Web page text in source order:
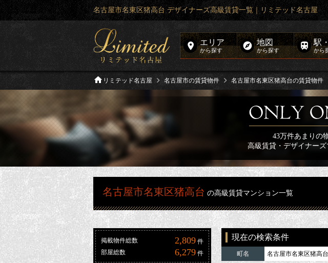
名古屋市名東区猪高台 デザイナーズ高級賃貸一覧｜リミテッド名古屋
エリア
から探す
地図
から探す
駅
から
リミテッド名古屋 名古屋市の賃貸物件 名古屋市名東区猪高台の賃貸物件
43万件あまりの
高級賃貸・デザイナーズ
名古屋市名東区猪高台 の高級賃貸マンション一覧
掲載物件総数 2,809 件
部屋総数
6,279 件
現在の検索条件
町名 名古屋市名東区猪高台